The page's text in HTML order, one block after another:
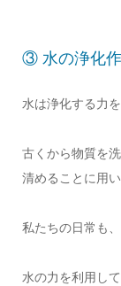
③ 水の浄化
水は浄化する力を
古くから物質を洗
清めることに用
私たちの日常も
水の力を利用して